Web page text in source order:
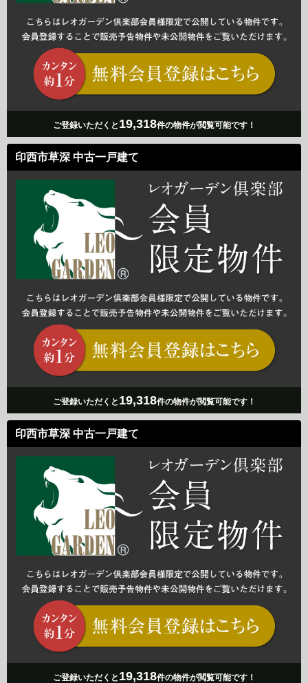
ご登録いただくと 19,318件の物件が閲覧可能です！
印西市草深 中古一戸建て
ご登録いただくと 19,318件の物件が閲覧可能です！
印西市草深 中古一戸建て
ご登録いただくと 19,318件の物件が閲覧可能です！